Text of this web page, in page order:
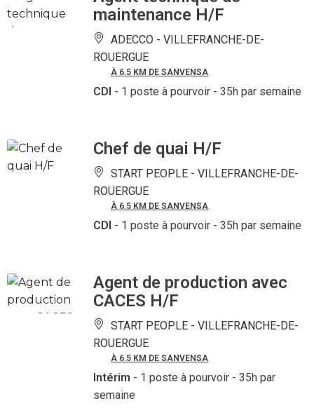
maintenance H/F
ADECCO - VILLEFRANCHE-DE-
ROUERGUE
À 6.5 KM DE SANVENSA
CDI - 1 poste à pourvoir - 35h par semaine
Chef de quai H/F
START PEOPLE - VILLEFRANCHE-DE-
ROUERGUE
À 6.5 KM DE SANVENSA
CDI - 1 poste à pourvoir - 35h par semaine
Agent de production avec
CACES H/F
START PEOPLE - VILLEFRANCHE-DE-
ROUERGUE
À 6.5 KM DE SANVENSA
Intérim - 1 poste à pourvoir - 35h par
semaine